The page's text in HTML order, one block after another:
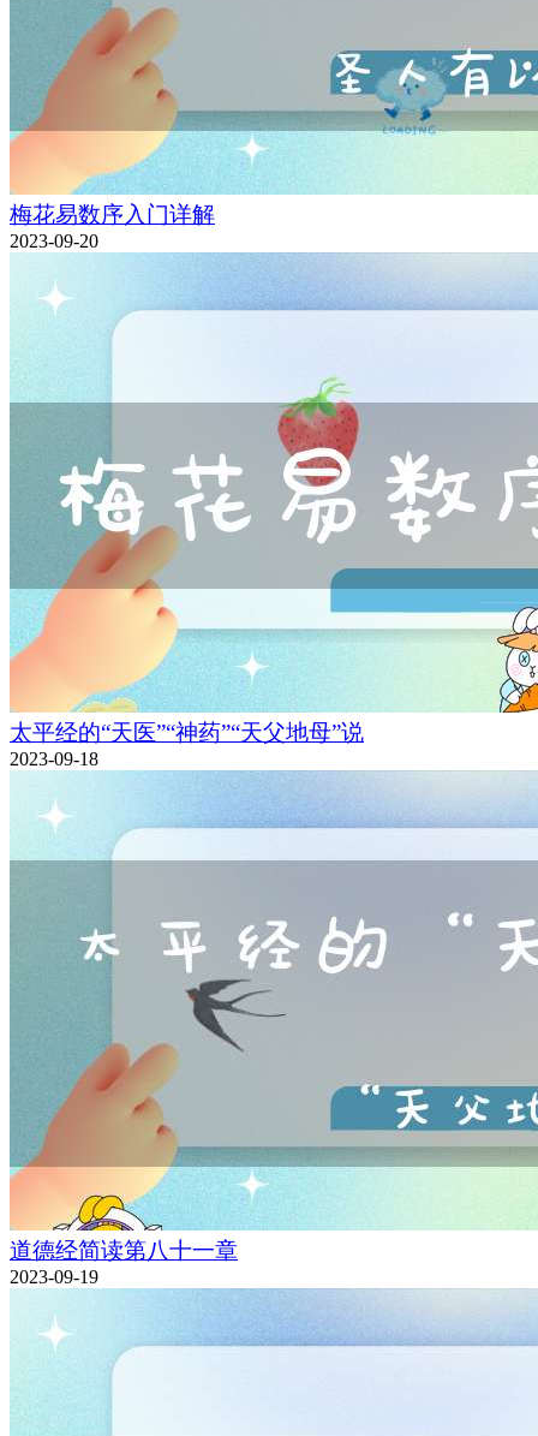
梅花易数序入门详解
2023-09-20
太平经的“天医”“神药”“天父地母”说
2023-09-18
道德经简读第八十一章
2023-09-19